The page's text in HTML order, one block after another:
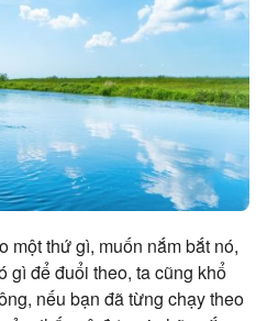
một thứ gì, muốn nắm bắt nó,
gì để đuổi theo, ta cũng khổ
nếu bạn đã từng chạy theo